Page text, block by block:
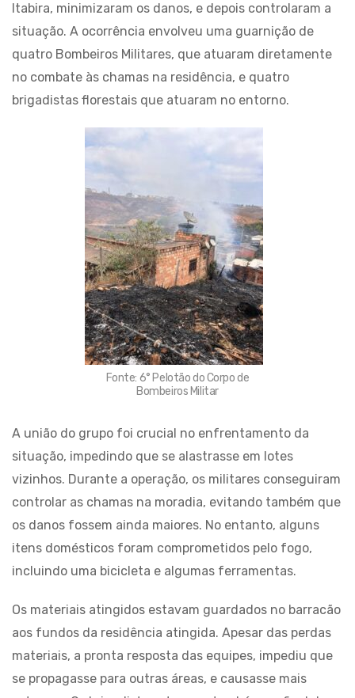
Itabira, minimizaram os danos, e depois controlaram a
situação. A ocorrência envolveu uma guarnição de
quatro Bombeiros Militares, que atuaram diretamente
no combate às chamas na residência, e quatro
brigadistas florestais que atuaram no entorno.
Fonte: 6° Pelotão do Corpo de
Bombeiros Militar
A união do grupo foi crucial no enfrentamento da
situação, impedindo que se alastrasse em lotes
vizinhos. Durante a operação, os militares conseguiram
controlar as chamas na moradia, evitando também que
os danos fossem ainda maiores. No entanto, alguns
itens domésticos foram comprometidos pelo fogo,
incluindo uma bicicleta e algumas ferramentas.
Os materiais atingidos estavam guardados no barracão
aos fundos da residência atingida. Apesar das perdas
materiais, a pronta resposta das equipes, impediu que
se propagasse para outras áreas, e causasse mais